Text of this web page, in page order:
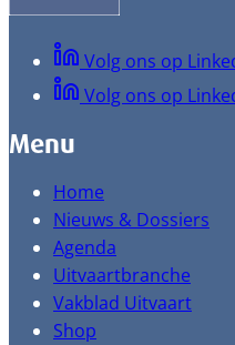
Volg ons op
Volg ons op
Menu
Home
Nieuws & Dossiers
Agenda
Uitvaartbranche
Vakblad Uitvaart
Shop